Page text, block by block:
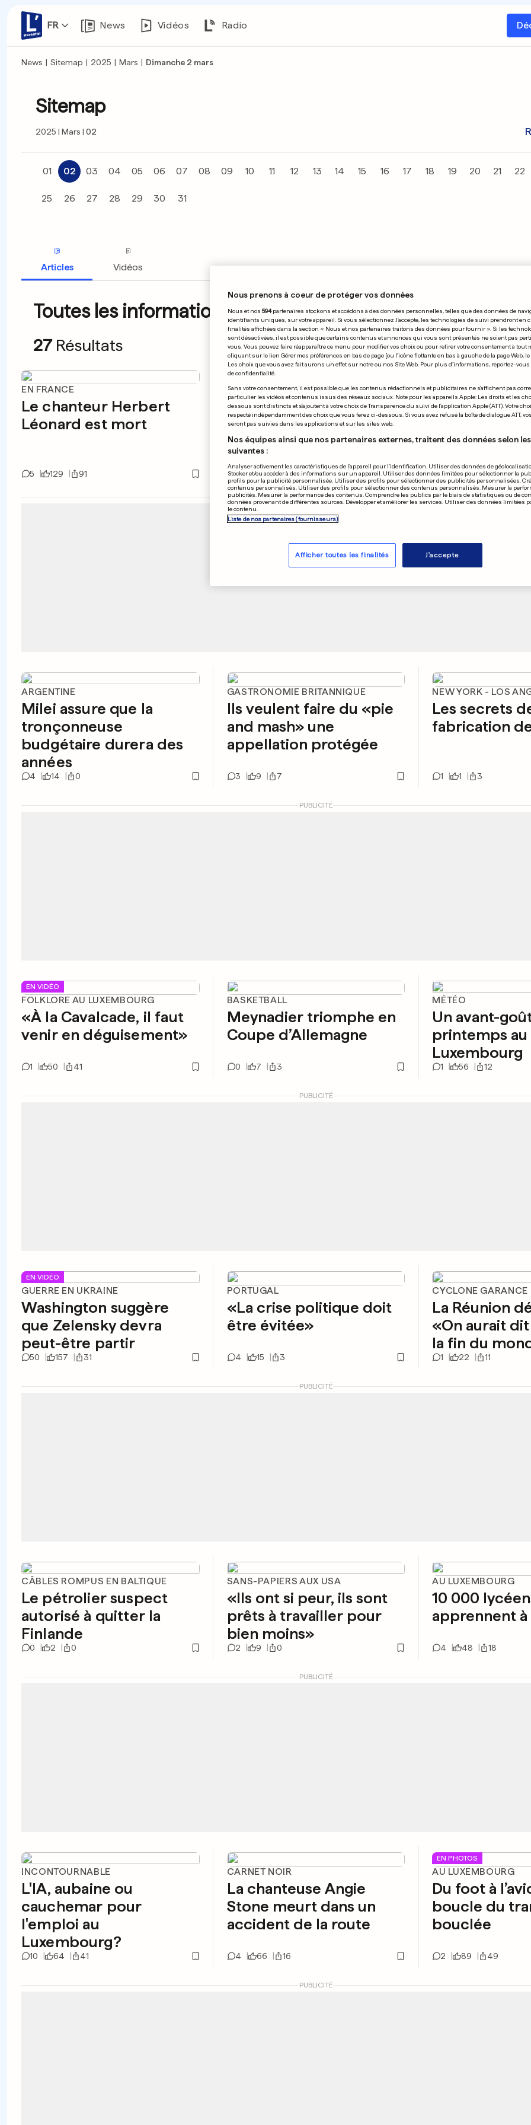
FR News Vidéos Radio
News | Sitemap | 2025 | Mars | Dimanche 2 mars
Sitemap
2025 Mars 02
01 02 03 04 05 06 07 08 09 10 11 12 13 14 15 16 17 18 19 20 21 22
25 26 27 28 29 30 31
Articles Vidéos
Toutes les informations du 02.03.2025
27 Résultats
EN FRANCE
Le chanteur Herbert
Léonard est mort
5 129 91
ROME
Le pape dans un état
stable mais son
pronostic demeure
«réservé»
3 14 5
SOMMET DE
«Plus de pays
européens
augmenter
23 73 6
PUBLICITÉ
ARGENTINE
Milei assure que la
tronçonneuse
budgétaire durera des
années
4 14 0
GASTRONOMIE BRITANNIQUE
Ils veulent faire du «pie
and mash» une
appellation protégée
3 9 7
NEW YORK - LOS
Les secrets
fabrication
1 1 3
PUBLICITÉ
EN VIDÉO
FOLKLORE AU LUXEMBOURG
«À la Cavalcade, il faut
venir en déguisement»
1 50 41
BASKETBALL
Meynadier triomphe en
Coupe d’Allemagne
0 7 3
MÉTÉO
Un avant-
printemps au
Luxembourg
1 56 12
PUBLICITÉ
EN VIDÉO
GUERRE EN UKRAINE
Washington suggère
que Zelensky devra
peut-être partir
50 157 31
PORTUGAL
«La crise politique doit
être évitée»
4 15 3
CYCLONE GARANCE
La Réunion
«On aurait
la fin du
1 22 11
PUBLICITÉ
CÂBLES ROMPUS EN BALTIQUE
Le pétrolier suspect
autorisé à quitter la
Finlande
0 2 0
SANS-PAPIERS AUX USA
«Ils ont si peur, ils sont
prêts à travailler pour
bien moins»
2 9 0
AU LUXEMBOURG
10 000
apprennent
4 48 18
PUBLICITÉ
INCONTOURNABLE
L'IA, aubaine ou
cauchemar pour
l'emploi au
Luxembourg?
10 64 41
CARNET NOIR
La chanteuse Angie
Stone meurt dans un
accident de la route
4 66 16
EN PHOTOS
AU LUXEMBOURG
Du foot à
boucle du
bouclée
2 89 49
PUBLICITÉ
Nous prenons à coeur de protéger vos données
Nous et nos 594partenaires stockons et accédons à des données personnelles, telles que des données de
identifiants uniques, sur votre appareil. Si vous sélectionnez J'accepte, les technologies de suivi prendront en
finalités affichées dans la section « Nous et nos partenaires traitons des données pour fournir ». Si les
sont désactivées, il est possible que certains contenus et annonces qui vous sont présentés ne soient pas
vous. Vous pouvez faire réapparaître ce menu pour modifier vos choix ou pour retirer votre consentement à tout
cliquant sur le lien Gérer mes préférences en bas de page [ou l'icône flottante en bas à gauche de la page Web,
Les choix que vous avez fait aurons un effet sur notre ou nos Site Web. Pour plus d’informations, reportez-
de confidentialité.
Sans votre consentement, il est possible que les contenus rédactionnels et publicitaires ne s'affichent pas
particulier les vidéos et contenus issus des réseaux sociaux. Note pour les appareils Apple: Les droits et les
dessous sont distincts et s'ajoutent à votre choix de Transparence du suivi de l'application Apple (ATT). Votre
respecté indépendamment des choix que vous ferez ci-dessous. Si vous avez refusé la boîte de dialogue ATT,
seront pas suivies dans les applications et sur les sites web.
Nos équipes ainsi que nos partenaires externes, traitent des données selon
suivantes :
Analyser activement les caractéristiques de l’appareil pour l’identification. Utiliser des données de
Stocker et/ou accéder à des informations sur un appareil. Utiliser des données limitées pour sélectionner la
profils pour la publicité personnalisée. Utiliser des profils pour sélectionner des publicités personnalisées.
contenus personnalisés. Utiliser des profils pour sélectionner des contenus personnalisés. Mesurer la
publicités. Mesurer la performance des contenus. Comprendre les publics par le biais de statistiques ou de
données provenant de différentes sources. Développer et améliorer les services. Utiliser des données limitées
le contenu.
Liste de nos partenaires (fournisseurs)
Afficher toutes les finalités J'accepte